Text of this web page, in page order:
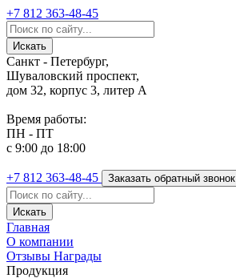
+7 812 363-48-45
Санкт - Петербург,
Шуваловский проспект,
дом 32, корпус 3, литер А
Время работы:
ПН - ПТ
с 9:00 до 18:00
+7 812 363-48-45 Заказать обратный звонок
Главная
О компании
Отзывы Награды
Продукция